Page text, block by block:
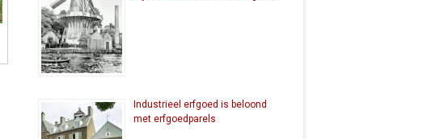
Industrieel erfgoed is beloond
met erfgoedparels